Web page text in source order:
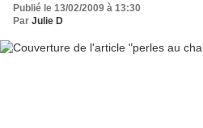
Publié le 13/02/2009 à 13:30
Par Julie D